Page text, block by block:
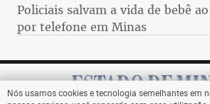
Policiais salvam a vida de bebê
por telefone em Minas
Nós usamos cookies e tecnologia semelhantes em